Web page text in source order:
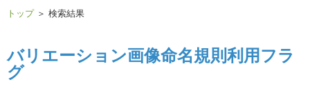
トップ ＞ 検索結果
バリエーション画像命名規則利用フラ
グ